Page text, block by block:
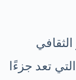
تعد جزءًا